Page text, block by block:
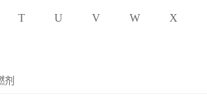
T U V W X
剂